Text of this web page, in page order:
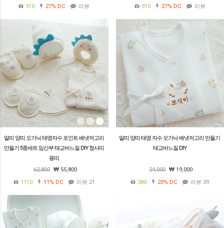
910
27% DC 리뷰
910
27% DC 리뷰
말띠 양띠 오가닉 태명자수 포인트 배냇저고리
만들기 5종세트 임산부 태교바느질 DIY 청사띠
용띠
62,800
55,800
1110
11% DC 리뷰 21
말띠 양띠 태명 자수 오가닉 배냇저고리 만들기
태교바느질 DIY
24,000
19,000
380
20% DC 리뷰 39